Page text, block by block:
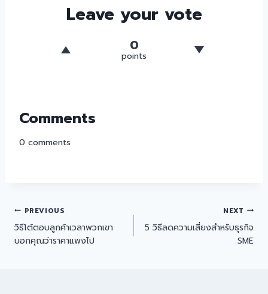
Leave your vote
0
points
Comments
0 comments
PREVIOUS
วิธีโต้ตอบลูกค้าเวลาพวกเขา
บอกคุณว่าราคาแพงไป
NEXT
5 วิธีลดความเสี่ยงสำหรับธุรกิจ
SME